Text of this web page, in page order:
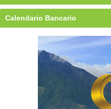
Calendario Bancario